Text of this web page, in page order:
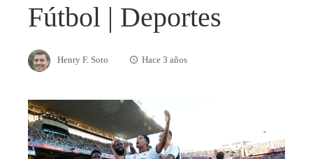
Fútbol | Deportes
Henry F. Soto Hace 3 años